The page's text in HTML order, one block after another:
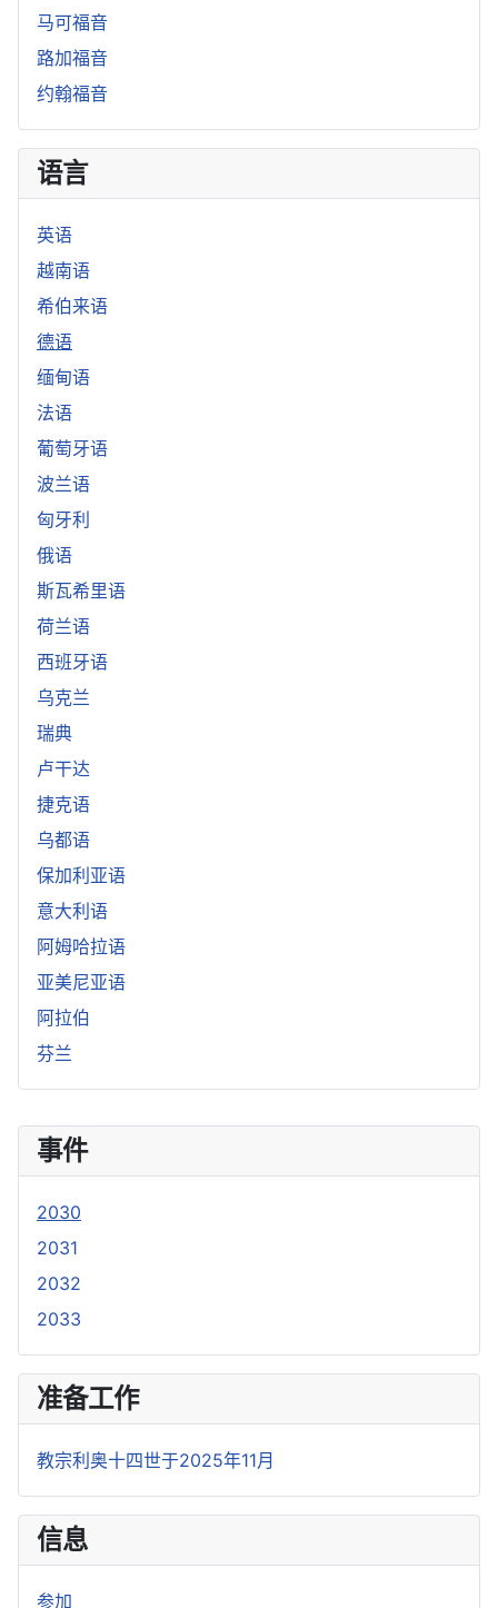
事件
2030
2031
2032
2033
准备工作
教宗利奥十四世于2025年11月
信息
参加
马可福音
路加福音
约翰福音
语言
英语
越南语
希伯来语
德语
缅甸语
法语
葡萄牙语
波兰语
匈牙利
俄语
斯瓦希里语
荷兰语
西班牙语
乌克兰
瑞典
卢干达
捷克语
乌都语
保加利亚语
意大利语
阿姆哈拉语
亚美尼亚语
阿拉伯
芬兰